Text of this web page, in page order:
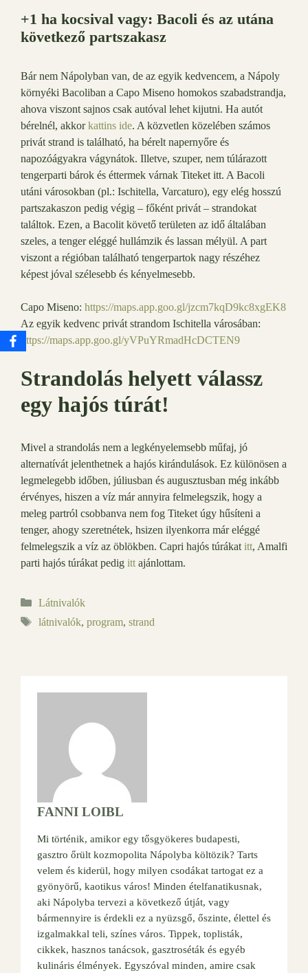
+1 ha kocsival vagy: Bacoli és az utána
következő partszakasz
Bár nem Nápolyban van, de az egyik kedvencem, a Nápoly
környéki Bacoliban a Capo Miseno homokos szabadstrandja,
ahova viszont sajnos csak autóval lehet kijutni. Ha autót
bérelnél, akkorkattins ide. A közvetlen közelében számos
privát strand is található, ha bérelt napernyőre és
napozóágyakra vágynátok. Illetve, szuper, nem túlárazott
tengerparti bárok és éttermek várnak Titeket itt. A Bacoli
utáni városokban (pl.: Ischitella, Varcaturo), egy elég hosszú
partszakaszon pedig végig – főként privát – strandokat
találtok. Ezen, a Bacolit követő területen az idő általában
szeles, a tenger eléggé hullámzik és lassan mélyül. A part
viszont a régióban található tengerpartok nagy részéhez
képest jóval szélesebb és kényelmesebb.
Capo Miseno: https://maps.app.goo.gl/jzcm7kqD9kc8xgEK8
Az egyik kedvenc privát strandom Ischitella városában:
https://maps.app.goo.gl/yVPuYRmadHcDCTEN9
Strandolás helyett válassz
egy hajós túrát!
Mivel a strandolás nem a legkényelemsebb műfaj, jó
alternatívát jelenthetnek a hajós kirándulások. Ez különösen a
legmelegebb időben, júliusban és augusztusban még inkább
érvényes, hiszen a víz már annyira felmelegszik, hogy a
meleg partról csobbanva nem fog Titeket úgy hűsíteni a
tenger, ahogy szeretnétek, hsizen ilyenkorra már eléggé
felmelegszik a víz az öblökben. Capri hajós túrákat itt, Amalfi
parti hajós túrákat pedig itt ajánlottam.
Kategória
Látnivalók
Címkék
látnivalók, program, strand
FANNI LOIBL
Mi történik, amikor egy tősgyökeres budapesti,
gasztro őrült kozmopolita Nápolyba költözik? Tarts
velem és kiderül, hogy milyen csodákat tartogat ez a
gyönyörű, kaotikus város! Minden ételfanatikusnak,
aki Nápolyba tervezi a következő útját, vagy
bármennyire is érdekli ez a nyüzsgő, őszinte, élettel és
izgalmakkal teli, színes város. Tippek, toplisták,
cikkek, hasznos tanácsok, gasztroséták és egyéb
kulináris élmények. Egyszóval minden, amire csak